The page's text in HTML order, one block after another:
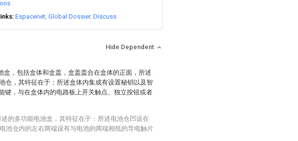
Espacenet Global Dossier Discuss
Hide Dependent
盒，包括盒体和盒盖，盒盖盖合在盒体的正面，所述
仓，其特征在于：所述盒体内集成有设置秘钥以及智
键，与在盒体内的电路板上开关触点、独立按钮或者
的多功能电池盒，其特征在于：所述电池仓凹设在
池仓内的左右两端设有与电池的两端相抵的导电触片